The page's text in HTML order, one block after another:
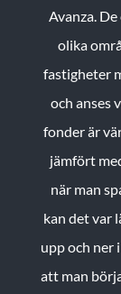
Avanza.
olika
fastigheter
och anses
fonder är
jämfört
när man
kan det var
upp och ner
att man